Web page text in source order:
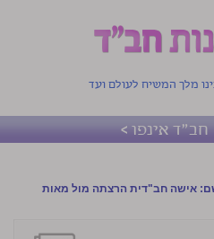
מלך המשיח לעולם ועד
חב"ד אינפו >
אישה חב"דית הרצתה מול מאות